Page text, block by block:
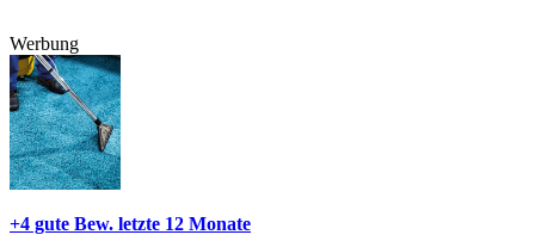
Werbung
+4 gute Bew. letzte 12 Monate